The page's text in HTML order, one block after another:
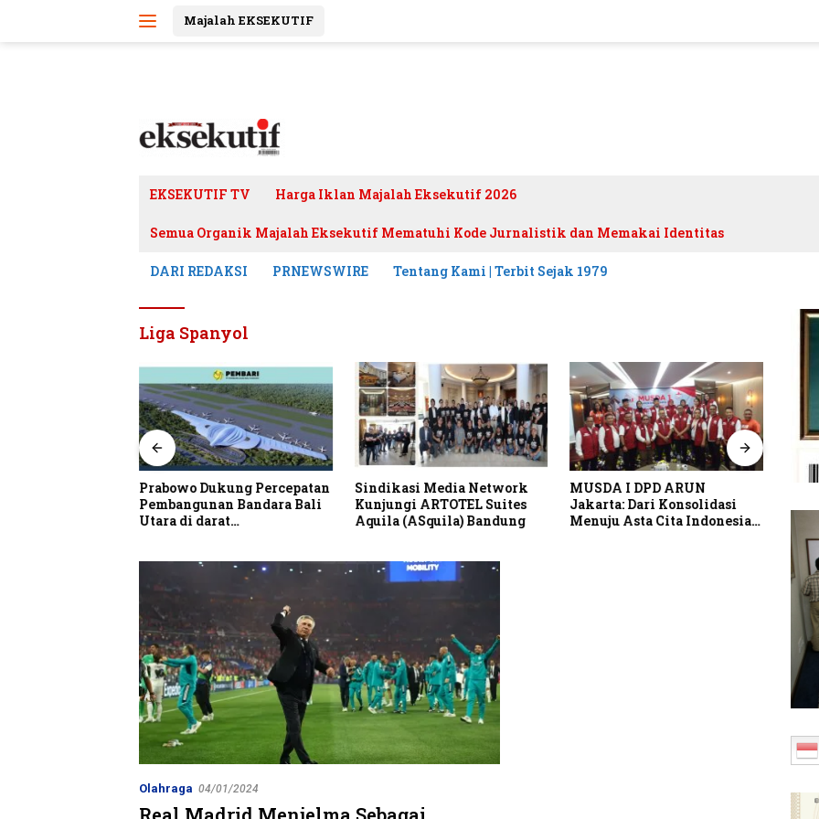
Majalah EKSEKUTIF
EKSEKUTIF TV Harga Iklan Majalah Eksekutif 2026
Semua Organik Majalah Eksekutif Mematuhi Kode Jurnalistik dan Memakai Identitas
DARI REDAKSI PRNEWSWIRE Tentang Kami | Terbit Sejak 1979
Liga Spanyol
Prabowo Dukung Percepatan
Pembangunan Bandara Bali
Utara di darat
Sindikasi Media Network
Kunjungi ARTOTEL Suites
Aquila (ASquila) Bandung
MUSDA I DPD ARUN
Jakarta: Dari Konsolidasi
Menuju Asta Cita Indonesia
Olahraga 04/01/2024
Real Madrid Menjelma Sebagai